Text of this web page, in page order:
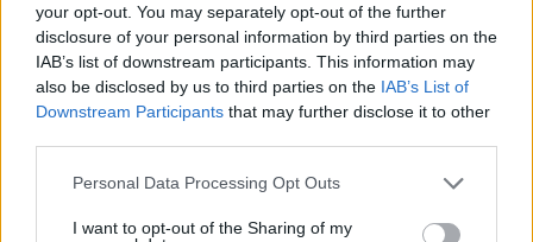
your opt-out. You may separately opt-out of the further
disclosure of your personal information by third parties on the
IAB’s list of downstream participants. This information may
also be disclosed by us to third parties on the IAB’s List of
Downstream Participants that may further disclose it to other
Please note that this website/app uses one or more Google
not limited to your visit or usage behaviour. You may click to
Personal Data Processing Opt Outs
I want to opt-out of the Sharing of my
βορειοανατολικά της Χάλκης, ενώ το εστιακό βάθος
εντοπίστηκε στα 17 χιλιόμετρα
17.11.2023, 16:25